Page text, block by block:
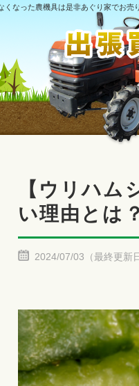
なった農機具は是非あぐり家でお売
【ウリハム
い理由とは？
2024/07/03（最終更新